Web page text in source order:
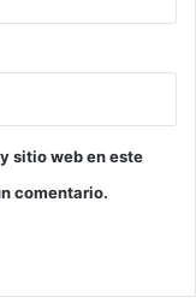
sitio web en este
comentario.